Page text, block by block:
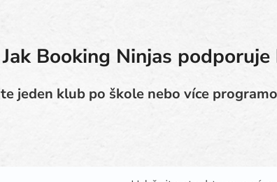
Jak Booking Ninjas
jeden klub po škole nebo více